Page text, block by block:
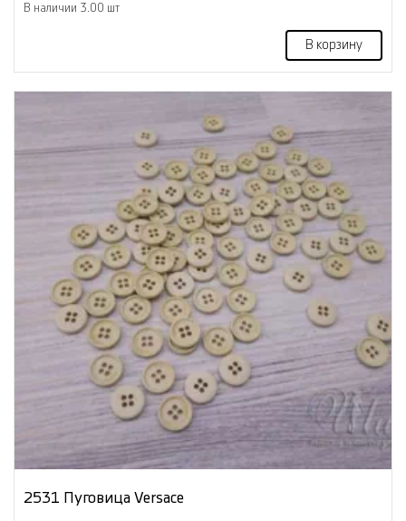
В наличии 3.00 шт
В корзину
2531 Пуговица Versace